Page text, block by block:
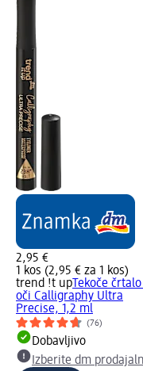
2,95 €
1 kos (2,95 € za 1 kos)
trend !t up Tekoče
oči Calligraphy Ultra
Precise, 1,2 ml
(76)
Dobavljivo
Izberite dm